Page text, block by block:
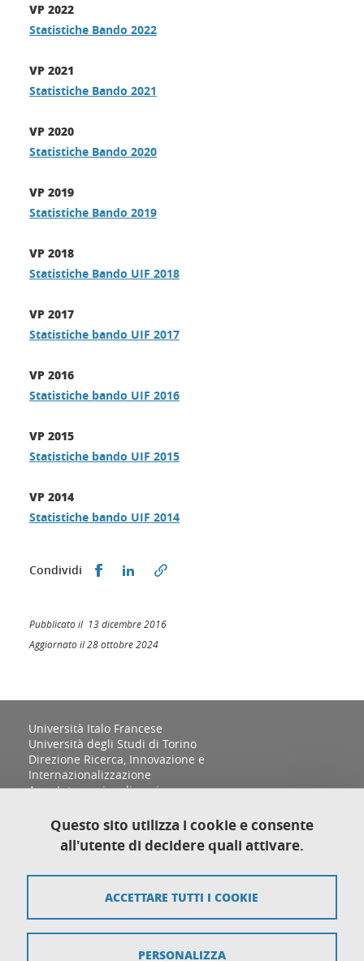
VP 2022
Statistiche Bando 2022
VP 2021
Statistiche Bando 2021
VP 2020
Statistiche Bando 2020
VP 2019
Statistiche Bando 2019
VP 2018
Statistiche Bando UIF 2018
VP 2017
Statistiche bando UIF 2017
VP 2016
Statistiche bando UIF 2016
VP 2015
Statistiche bando UIF 2015
VP 2014
Statistiche bando UIF 2014
Condividi Condividi su Facebook
Condividi su LinkedIn
Pubblicato il 13 dicembre 2016
Aggiornato il 28 ottobre 2024
Università Italo Francese
Università degli Studi di Torino
Direzione Ricerca, Innovazione e
Internazionalizzazione
Area Internazionalizzazione
allo Sviluppo
Complesso Aldo Moro, Palazzina D
Via Sant'Ottavio 12/B
Mappa del sito
Questo sito utilizza i cookie e consente
all'utente di decidere quali attivare.
ACCETTARE TUTTI I COOKIE
PERSONALIZZA